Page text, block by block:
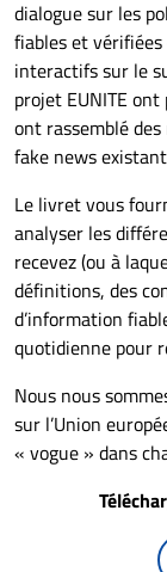
dialogue sur les
fiables et
interactifs sur le
projet EUNITE
ont rassemblé
fake news
Le livret vous
analyser les
recevez (ou à
définitions, des
d’information
quotidienne pour
Nous nous
sur l’Union
« vogue » dans